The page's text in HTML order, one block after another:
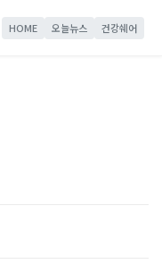
HOME 오늘뉴스 건강쉐어